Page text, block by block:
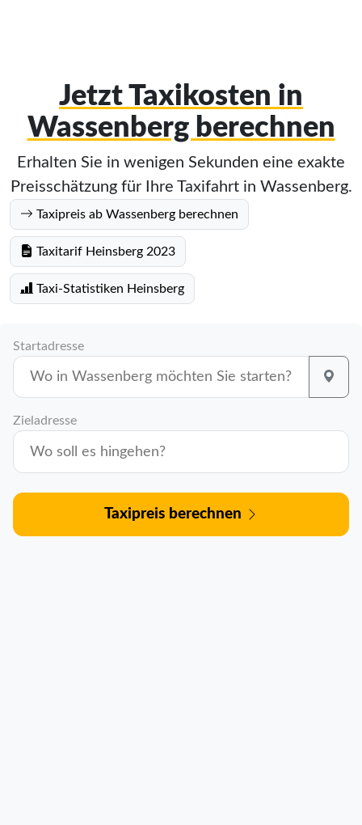
Jetzt Taxikosten in
Wassenberg berechnen
Erhalten Sie in wenigen Sekunden eine exakte
Preisschätzung für Ihre Taxifahrt in Wassenberg.
Taxipreis ab Wassenberg berechnen
Taxitarif Heinsberg 2023
Taxi-Statistiken Heinsberg
Startadresse
Zieladresse
Taxipreis berechnen